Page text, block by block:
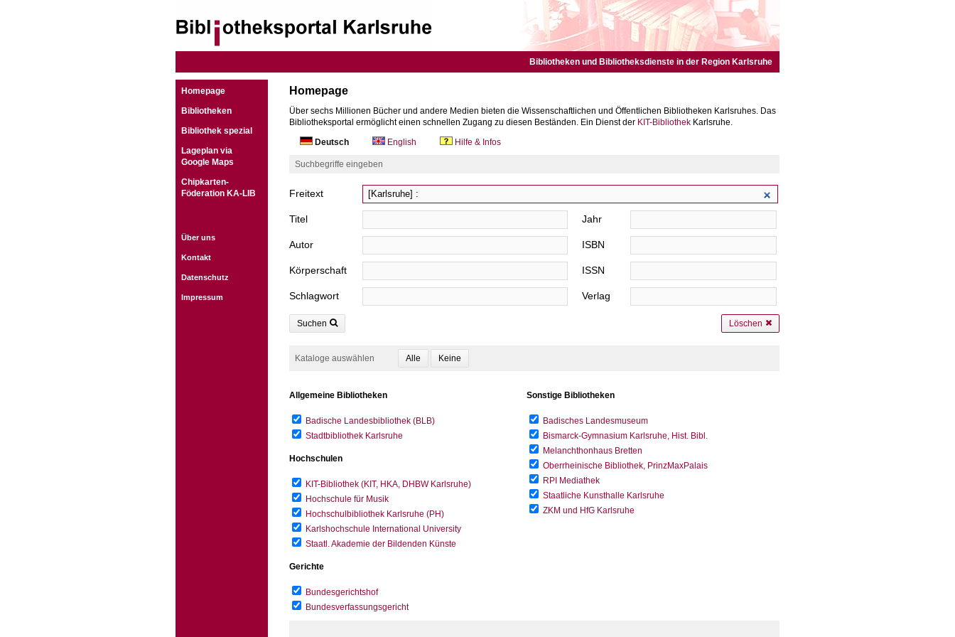
Bibliotheken und Bibliotheksdienste in der Region Karlsruhe
Homepage
Bibliotheken
Bibliothek spezial
Lageplan via
Google Maps
Chipkarten-
Föderation KA-LIB
Über uns
Kontakt
Datenschutz
Impressum
Homepage
Über sechs Millionen Bücher und andere Medien bieten die Wissenschaftlichen und Öffentlichen Bibliotheken Karlsruhes. Das
Bibliotheksportal ermöglicht einen schnellen Zugang zu diesen Beständen. Ein Dienst der KIT-Bibliothek Karlsruhe.
Deutsch
English Hilfe & Infos
Suchbegriffe eingeben
Freitext
Titel
Autor
Körperschaft
Schlagwort
Jahr
ISBN
ISSN
Verlag
Suchen Löschen
Kataloge auswählen
Allgemeine Bibliotheken
Badische Landesbibliothek (BLB)
Stadtbibliothek Karlsruhe
Hochschulen
KIT-Bibliothek (KIT, HKA, DHBW Karlsruhe)
Hochschule für Musik
Hochschulbibliothek Karlsruhe (PH)
Karlshochschule International University
Staatl. Akademie der Bildenden Künste
Gerichte
Bundesgerichtshof
Bundesverfassungsgericht
Sonstige Bibliotheken
Badisches Landesmuseum
Bismarck-Gymnasium Karlsruhe, Hist. Bibl.
Melanchthonhaus Bretten
Oberrheinische Bibliothek, PrinzMaxPalais
RPI Mediathek
Staatliche Kunsthalle Karlsruhe
ZKM und HfG Karlsruhe